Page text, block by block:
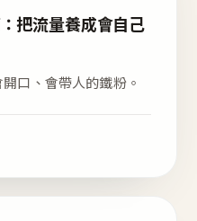
把流量養成會自己
口、會帶人的鐵粉。